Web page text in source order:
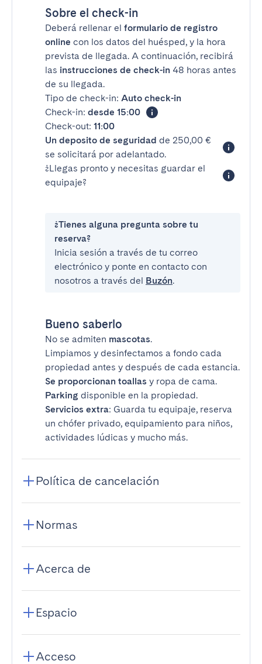
Sobre el check-in
Deberá rellenar el formulario de registro
online con los datos del huésped, y la hora
prevista de llegada. A continuación, recibirá
las instrucciones de check-in 48 horas antes
de su llegada.
Tipo de check-in: Auto check-in
Check-in: desde 15:00
Check-out: 11:00
Un deposito de seguridad de 250,00 €
se solicitará por adelantado.
¿Llegas pronto y necesitas guardar el
equipaje?
¿Tienes alguna pregunta sobre tu
reserva?
Inicia sesión a través de tu correo
electrónico y ponte en contacto con
nosotros a través del Buzón.
Bueno saberlo
No se admiten mascotas.
Limpiamos y desinfectamos a fondo cada
propiedad antes y después de cada estancia.
Se proporcionan toallas y ropa de cama.
Parking disponible en la propiedad.
Servicios extra: Guarda tu equipaje, reserva
un chófer privado, equipamiento para niños,
actividades lúdicas y mucho más.
Política de cancelación
Normas
Acerca de
Espacio
Acceso